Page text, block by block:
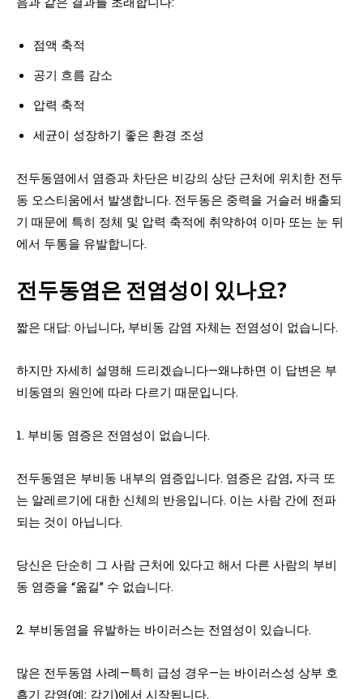
점액 축적
공기 흐름 감소
압력 축적
세균이 성장하기 좋은 환경 조성
전두동염에서 염증과 차단은 비강의 상단 근처에 위치한 전두
동 오스티움에서 발생합니다. 전두동은 중력을 거슬러 배출되
기 때문에 특히 정체 및 압력 축적에 취약하여 이마 또는 눈 뒤
에서 두통을 유발합니다.
전두동염은 전염성이 있나요?
짧은 대답: 아닙니다, 부비동 감염 자체는 전염성이 없습니다.
하지만 자세히 설명해 드리겠습니다—왜냐하면 이 답변은 부
비동염의 원인에 따라 다르기 때문입니다.
1. 부비동 염증은 전염성이 없습니다.
전두동염은 부비동 내부의 염증입니다. 염증은 감염, 자극 또
는 알레르기에 대한 신체의 반응입니다. 이는 사람 간에 전파
되는 것이 아닙니다.
당신은 단순히 그 사람 근처에 있다고 해서 다른 사람의 부비
동 염증을 “옮길” 수 없습니다.
2. 부비동염을 유발하는 바이러스는 전염성이 있습니다.
많은 전두동염 사례—특히 급성 경우—는 바이러스성 상부 호
흡기 감염(예: 감기)에서 시작됩니다.